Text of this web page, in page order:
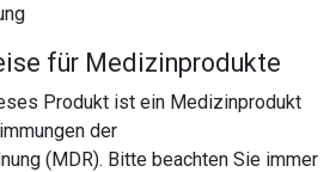
für Medizinprodukte
Produkt ist ein Medizinprodukt
der
(MDR). Bitte beachten Sie immer